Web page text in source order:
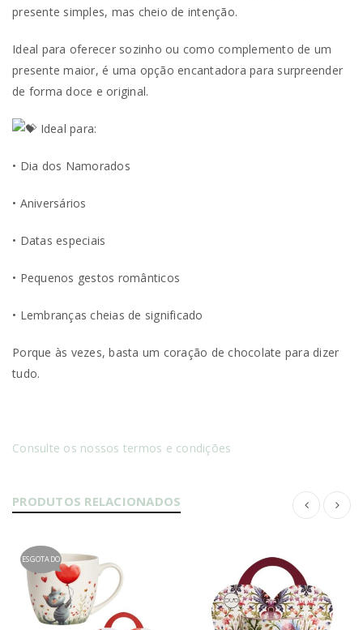
presente simples, mas cheio de intenção.
Ideal para oferecer sozinho ou como complemento de um
presente maior, é uma opção encantadora para surpreender
de forma doce e original.
Ideal para:
• Dia dos Namorados
• Aniversários
• Datas especiais
• Pequenos gestos românticos
• Lembranças cheias de significado
Porque às vezes, basta um coração de chocolate para dizer
tudo.
Consulte os nossos termos e condições
PRODUTOS RELACIONADOS
ESGOTADO